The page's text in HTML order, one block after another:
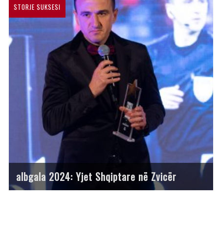
STORJE SUKSESI
albgala 2024: Yjet Shqiptare në Zvicër